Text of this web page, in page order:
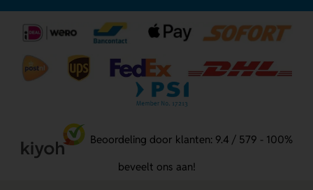
Beoordeling door klanten: 9.4 / 579 - 100%
beveelt ons aan!